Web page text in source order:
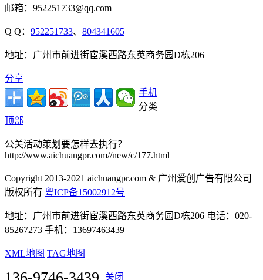
邮箱：952251733@qq.com
Q Q： 952251733、 804341605
地址：广州市前进街宦溪西路东英商务园D栋206
分享
手机
分类
顶部
公关活动策划要怎样去执行？
http://www.aichuangpr.com//new/c/177.html
Copyright 2013-2021 aichuangpr.com & 广州爱创广告有限公司
版权所有 粤ICP备15002912号
地址：广州市前进街宦溪西路东英商务园D栋206 电话：020-
85267273 手机：13697463439
XML地图 TAG地图
关闭